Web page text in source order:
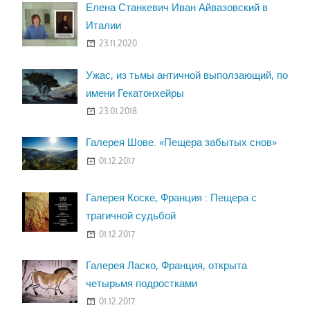
Елена Станкевич Иван Айвазовский в
Италии
23.11.2020
Ужас, из тьмы античной выползающий, по
имени Гекатонхейры
23.01.2018
Галерея Шове. «Пещера забытых снов»
01.12.2017
Галерея Коске, Франция : Пещера с
трагичной судьбой
01.12.2017
Галерея Ласко, Франция, открыта
четырьмя подростками
01.12.2017